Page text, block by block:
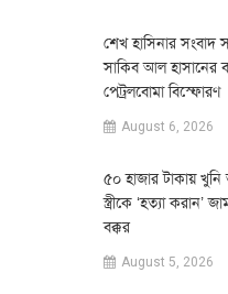
শেখ হাসিনার সংবাদ
সাকিব আল হাসানের
পেট্রলবোমা বিস্ফোরণ
August 6, 2026
৫০ হাজার টাকায়
স্ত্রীকে ‘হত্যা করান’
বক্কর
August 5, 2026